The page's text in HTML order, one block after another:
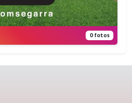
0 fotos